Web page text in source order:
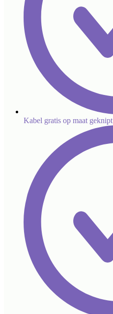
Kabel gratis op maat geknipt